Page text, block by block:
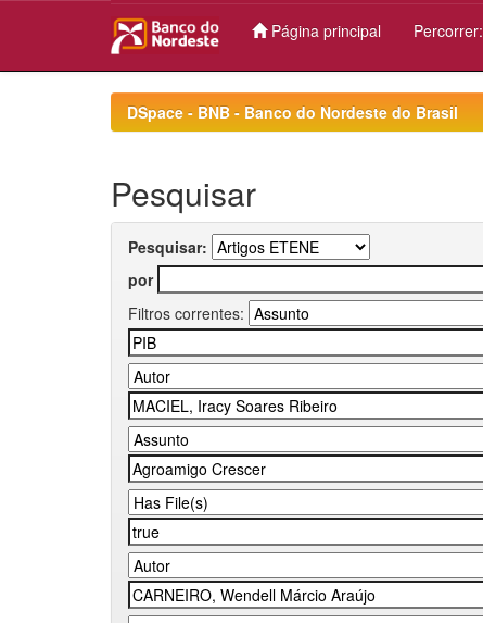
Página principal Percorrer:
DSpace - BNB - Banco do Nordeste do Brasil
Pesquisar
Pesquisar:
por
Filtros correntes: